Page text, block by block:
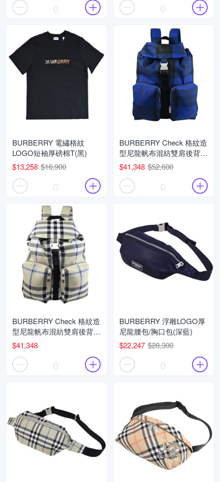
0 0
BURBERRY 電繡格紋
LOGO短袖厚磅棉T(黑)
$13,258 $16,900
0
BURBERRY Check 格紋造
型尼龍帆布混紡雙肩後背包
(藍)
$41,348 $52,600
0
BURBERRY Check 格紋造
型尼龍帆布混紡雙肩後背包
(灰綠)
$41,348
0
BURBERRY 浮雕LOGO厚
尼龍腰包/胸口包(深藍)
$22,247 $28,300
0